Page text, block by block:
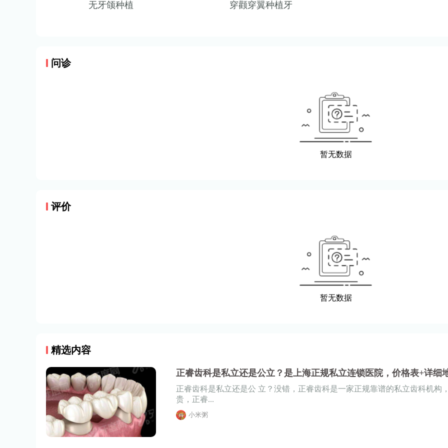
无牙颌种植 穿颧穿翼种植牙
问诊
评价
精选内容
正睿齿科是私立还是公立？是上海正规私立连锁医院，价格表+详细
正睿齿科是私立还是公 立？没错，正睿齿科是一家正规靠谱的私立齿科机构
贵，正睿...
小米粥